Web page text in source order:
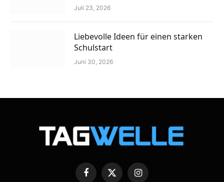
Juli 23, 2026
Liebevolle Ideen für einen starken
Schulstart
Juni 30, 2026
Facebook
X Instagram